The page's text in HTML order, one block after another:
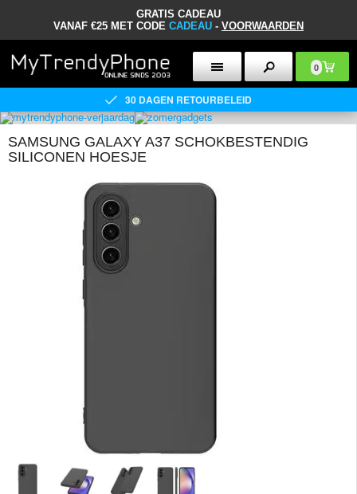
GRATIS CADEAU
VANAF €25 MET CODE CADEAU - VOORWAARDEN
0
30 DAGEN RETOURBELEID
SAMSUNG GALAXY A37 SCHOKBESTENDIG
SILICONEN HOESJE